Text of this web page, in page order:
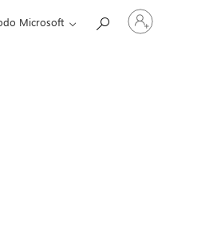
Microsoft
Iniciar
sesión